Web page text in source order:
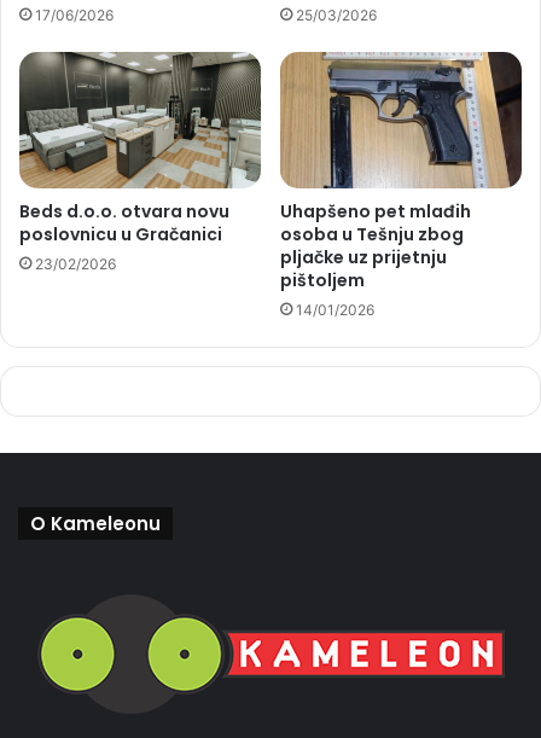
17/06/2026 25/03/2026
Beds d.o.o. otvara novu
poslovnicu u Gračanici
23/02/2026
Uhapšeno pet mlađih
osoba u Tešnju zbog
pljačke uz prijetnju
pištoljem
14/01/2026
O Kameleonu